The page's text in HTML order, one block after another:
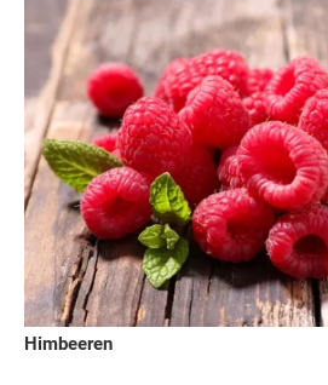
Himbeeren